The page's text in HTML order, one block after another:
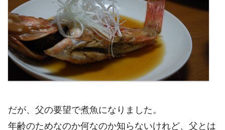
だが、父の要望で煮魚になりました。
年齢のためなのか何なのか知らないけれど、父とは